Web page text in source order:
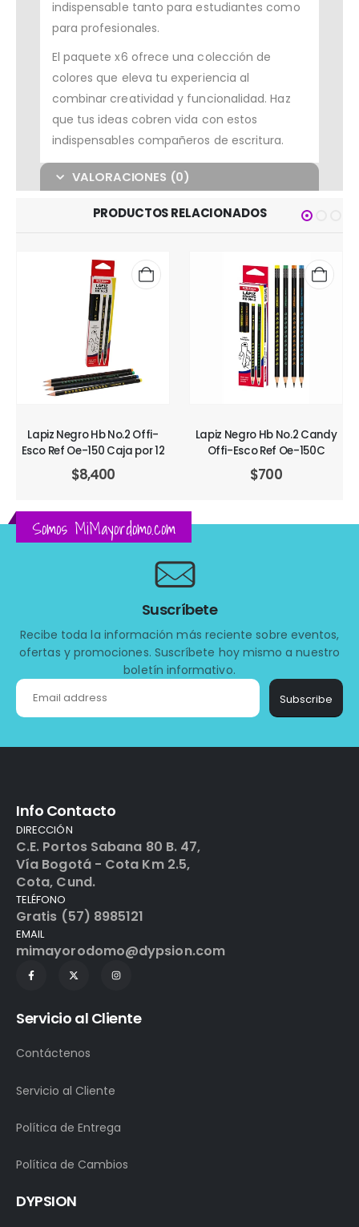
indispensable tanto para estudiantes como
para profesionales.
El paquete x6 ofrece una colección de
colores que eleva tu experiencia al
combinar creatividad y funcionalidad. Haz
que tus ideas cobren vida con estos
indispensables compañeros de escritura.
VALORACIONES (0)
PRODUCTOS RELACIONADOS
Lapiz Negro Hb No.2 Offi-
Esco Ref Oe-150 Caja por 12
$8,400
Lapiz Negro Hb No.2 Candy
Offi-Esco Ref Oe-150C
$700
Somos MiMayordomo.com
Suscríbete
Recibe toda la información más reciente sobre eventos,
ofertas y promociones. Suscríbete hoy mismo a nuestro
boletín informativo.
Subscribe
Info Contacto
DIRECCIÓN
C.E. Portos Sabana 80 B. 47,
Vía Bogotá - Cota Km 2.5,
Cota, Cund.
TELÉFONO
Gratis (57) 8985121
EMAIL
mimayorodomo@dypsion.com
Servicio al Cliente
Contáctenos
Servicio al Cliente
Política de Entrega
Política de Cambios
DYPSION